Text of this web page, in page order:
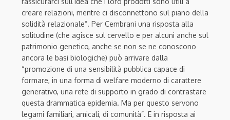
creare relazioni, mentre ci disconnettono sul piano della
solidità relazionale”. Per Cembrani una risposta alla
solitudine (che agisce sul cervello e per alcuni anche sul
patrimonio genetico, anche se non se ne conoscono
ancora le basi biologiche) può arrivare dalla
“promozione di una sensibilità pubblica capace di
formare, in una forma di welfare moderno di carattere
generativo, una rete di supporto in grado di contrastare
questa drammatica epidemia. Ma per questo servono
legami familiari, amicali, di comunità”. E in risposta ai